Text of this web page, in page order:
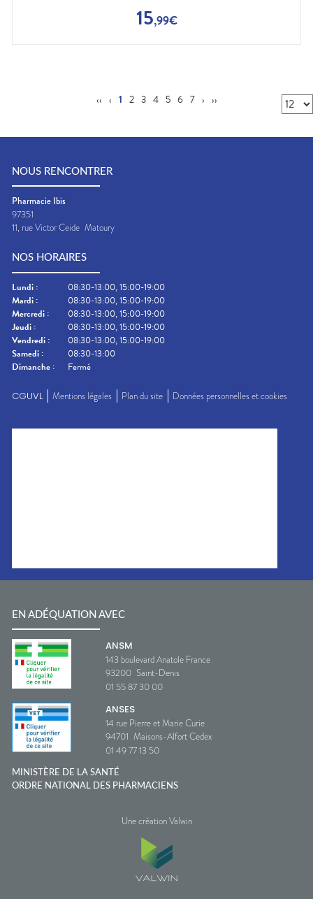
15,99€
‹‹ ‹ 1 2 3 4 5 6 7 › ››
NOUS RENCONTRER
Pharmacie Ibis
97351
11, rue Victor Ceide Matoury
NOS HORAIRES
Lundi :
08:30-13:00, 15:00-19:00
Mardi :
08:30-13:00, 15:00-19:00
Mercredi :
08:30-13:00, 15:00-19:00
Jeudi :
08:30-13:00, 15:00-19:00
Vendredi :
08:30-13:00, 15:00-19:00
Samedi :
08:30-13:00
Dimanche : Fermé
CGUVL Mentions légales Plan du site Données personnelles et cookies
EN ADÉQUATION AVEC
ANSM
143 boulevard Anatole France
93200 Saint-Denis
01 55 87 30 00
ANSES
14 rue Pierre et Marie Curie
94701 Maisons-Alfort Cedex
01 49 77 13 50
MINISTÈRE DE LA SANTÉ
ORDRE NATIONAL DES PHARMACIENS
Une création Valwin